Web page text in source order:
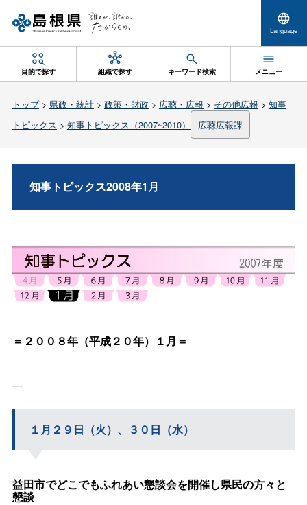
Language
目的で探す 組織で探す キーワード検索 メニュー
トップ> 県政・統計> 政策・財政 > 広聴・広報 > その他広報 > 知事
トピックス > 知事トピックス（2007~2010） 広聴広報課
知事トピックス2008年1月
＝２００８年（平成２０年）１月＝
---
１月２９日（火）、３０日（水）
益田市でどこでもふれあい懇談会を開催し県民の方々と
懇談